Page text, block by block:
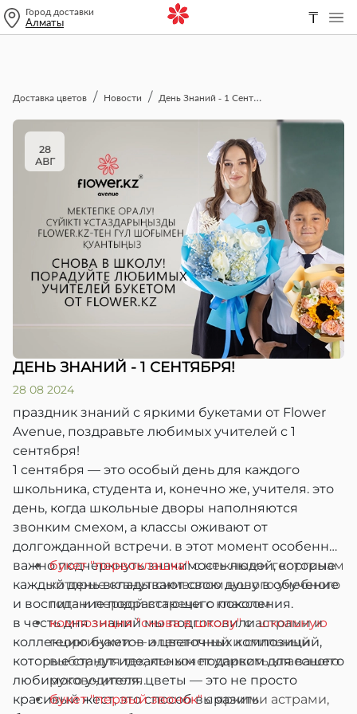
Город доставки
Алматы ₸
Доставка цветов Новости День Знаний - 1 Сентября!
28
АВГ
ДЕНЬ ЗНАНИЙ - 1 СЕНТЯБРЯ!
28 08 2024
праздник знаний с яркими букетами от Flower
Avenue, поздравьте любимых учителей с 1
сентября!
1 сентября — это особый день для каждого
школьника, студента и, конечно же, учителя. это
день, когда школьные дворы наполняются
звонким смехом, а классы оживают от
долгожданной встречи. в этот момент особенно
важно подчеркнуть значимость людей, которые
каждый день вкладывают свою душу в обучение
и воспитание подрастающего поколения.
в честь дня знаний мы подготовилишкольную
коллекцию букетов и цветочных композиций,
которые станут идеальным подарком для вашего
любимого учителя. цветы — это не просто
красивый жест, это способ выразить
букет "первоклашка"с нежными георгинами,
которые станут символом нового учебного
года и первой встречи с классом.
композиция "снова в школу"с астрами и
георгинами — элегантный и стильный
выбор для тех, кто хочет удивить классного
руководителя.
букет "первый звонок"с яркими астрами,